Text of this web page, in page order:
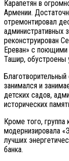
Карапетян в
Армении.
отремонтировал
административных
реконструирован
Ереван» с поющими
Ташир, обустроены
занимался и
детских садов,
исторических
Кроме того, группа
модернизировала
лучших
банка.